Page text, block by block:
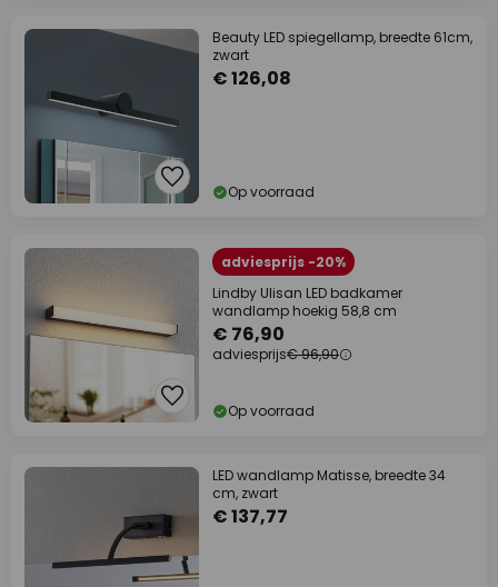
Beauty LED spiegellamp, breedte 61cm,
zwart
€ 126,08
Op voorraad
adviesprijs -20%
Lindby Ulisan LED badkamer
wandlamp hoekig 58,8 cm
€ 76,90
adviesprijs€ 96,90
Op voorraad
LED wandlamp Matisse, breedte 34
cm, zwart
€ 137,77